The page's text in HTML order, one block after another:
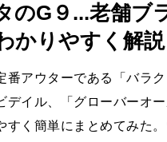
のG９...老舗ブ
かりやすく解説
番アウターである「バラ
デイル、「グローバーオ
すく簡単にまとめてみた